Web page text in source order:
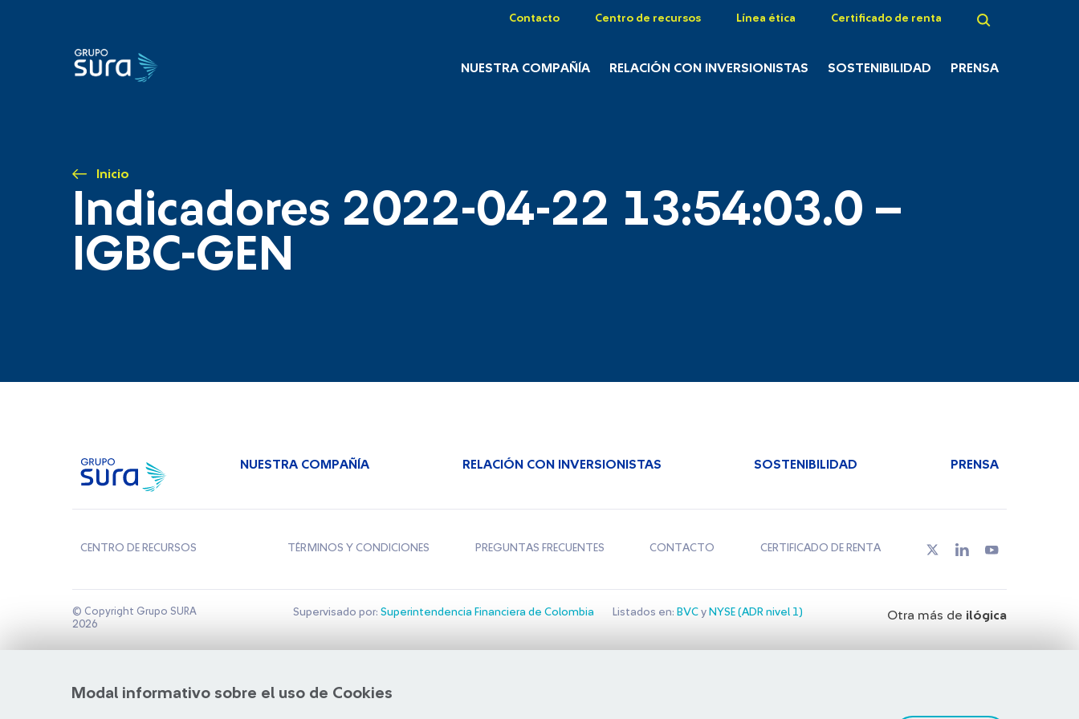
Contacto Centro de recursos Línea ética Certificado de renta
NUESTRA COMPAÑÍA RELACIÓN CON INVERSIONISTAS SOSTENIBILIDAD PRENSA
Inicio
Indicadores 2022-04-22 13:54:03.0 –
IGBC-GEN
Modal informativo sobre el uso de Cookies
NUESTRA COMPAÑÍA RELACIÓN CON INVERSIONISTAS SOSTENIBILIDAD PRENSA
CENTRO DE RECURSOS TÉRMINOS Y CONDICIONES PREGUNTAS FRECUENTES CONTACTO CERTIFICADO DE RENTA
© Copyright Grupo SURA
2026
Supervisado por: Superintendencia Financiera de Colombia Listados en: BVCy NYSE (ADR nivel 1) Otra más de ilógica